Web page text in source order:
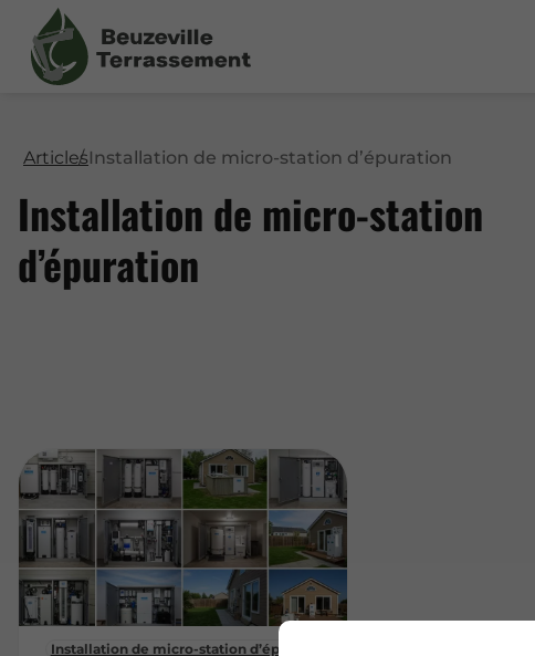
ArticlesInstallation de micro-station d’épuration
Installation de micro-station
d’épuration
Installation de micro-station d’épuration